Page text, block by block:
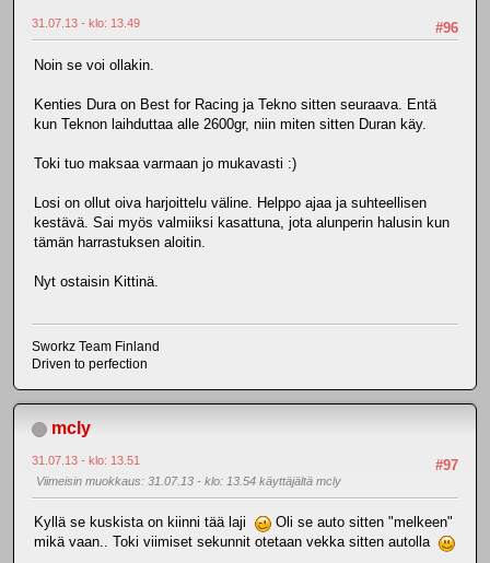
#96
31.07.13 - klo: 13.49
Noin se voi ollakin.
Kenties Dura on Best for Racing ja Tekno sitten seuraava. Entä
kun Teknon laihduttaa alle 2600gr, niin miten sitten Duran käy.
Toki tuo maksaa varmaan jo mukavasti :)
Losi on ollut oiva harjoittelu väline. Helppo ajaa ja suhteellisen
kestävä. Sai myös valmiiksi kasattuna, jota alunperin halusin kun
tämän harrastuksen aloitin.
Nyt ostaisin Kittinä.
Sworkz Team Finland
Driven to perfection
mcly
#97
31.07.13 - klo: 13.51
Viimeisin muokkaus: 31.07.13 - klo: 13.54 käyttäjältä mcly
Kyllä se kuskista on kiinni tää laji
Oli se auto sitten "melkeen"
mikä vaan.. Toki viimiset sekunnit otetaan vekka sitten autolla